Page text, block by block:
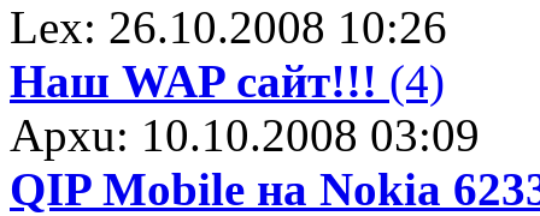
Lex: 26.10.2008 10:26
Наш WAP сайт!!! (4)
Apxu: 10.10.2008 03:09
QIP Mobile на Nokia